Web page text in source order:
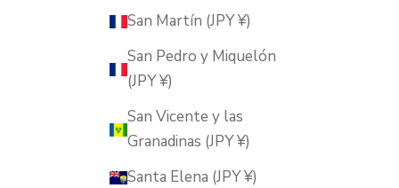
San Martín (JPY ¥)
San Pedro y Miquelón
(JPY ¥)
San Vicente y las
Granadinas (JPY ¥)
Santa Elena (JPY ¥)